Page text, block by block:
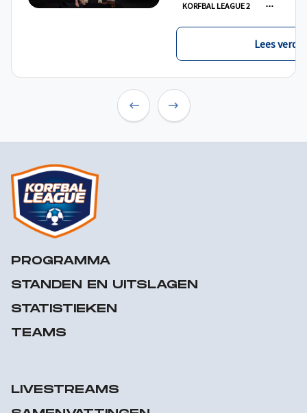
KORFBAL LEAGUE 2
Lees verder
PROGRAMMA
STANDEN EN UITSLAGEN
STATISTIEKEN
TEAMS
LIVESTREAMS